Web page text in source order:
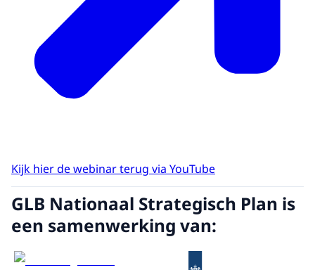
Kijk hier de webinar terug via YouTube
GLB Nationaal Strategisch Plan is
een samenwerking van: